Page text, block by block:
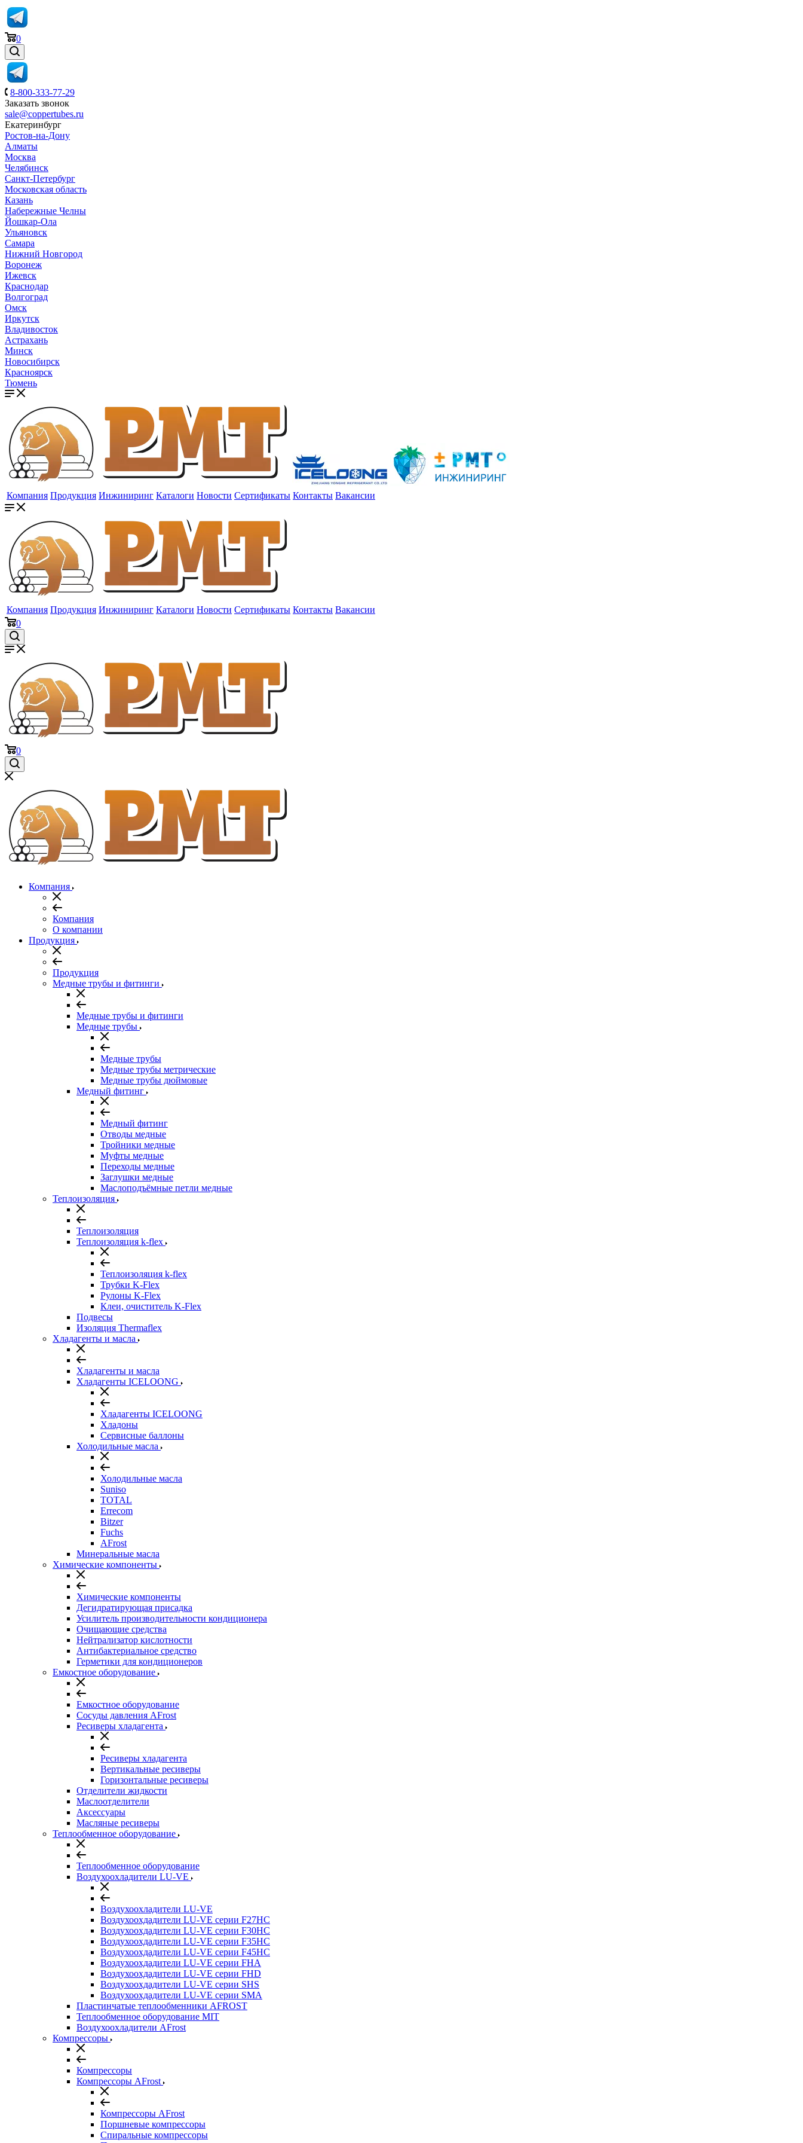
0
8-800-333-77-29
Заказать звонок
sale@coppertubes.ru
Екатеринбург
Ростов-на-Дону
Алматы
Москва
Челябинск
Санкт-Петербург
Московская область
Казань
Набережные Челны
Йошкар-Ола
Ульяновск
Самара
Нижний Новгород
Воронеж
Ижевск
Краснодар
Волгоград
Омск
Иркутск
Владивосток
Астрахань
Минск
Новосибирск
Красноярск
Тюмень
Компания Продукция Инжиниринг Каталоги Новости Сертификаты Контакты Вакансии
Компания Продукция Инжиниринг Каталоги Новости Сертификаты Контакты Вакансии
0
0
Компания
Компания
О компании
Продукция
Продукция
Медные трубы и фитинги
Медные трубы и фитинги
Медные трубы
Медные трубы
Медные трубы метрические
Медные трубы дюймовые
Медный фитинг
Медный фитинг
Отводы медные
Тройники медные
Муфты медные
Переходы медные
Заглушки медные
Маслоподъёмные петли медные
Теплоизоляция
Теплоизоляция
Теплоизоляция k-flex
Теплоизоляция k-flex
Трубки K-Flex
Рулоны K-Flex
Клеи, очиститель K-Flex
Подвесы
Изоляция Thermaflex
Хладагенты и масла
Хладагенты и масла
Хладагенты ICELOONG
Хладагенты ICELOONG
Хладоны
Сервисные баллоны
Холодильные масла
Холодильные масла
Suniso
TOTAL
Errecom
Bitzer
Fuchs
AFrost
Минеральные масла
Химические компоненты
Химические компоненты
Дегидратирующая присадка
Усилитель производительности кондиционера
Очищающие средства
Нейтрализатор кислотности
Антибактериальное средство
Герметики для кондиционеров
Емкостное оборудование
Емкостное оборудование
Сосуды давления AFrost
Ресиверы хладагента
Ресиверы хладагента
Вертикальные ресиверы
Горизонтальные ресиверы
Отделители жидкости
Маслоотделители
Аксессуары
Масляные ресиверы
Теплообменное оборудование
Теплообменное оборудование
Воздухоохладители LU-VE
Воздухоохладители LU-VE
Воздухоохдадители LU-VE серии F27HC
Воздухоохдадители LU-VE серии F30HC
Воздухоохдадители LU-VE серии F35HC
Воздухоохдадители LU-VE серии F45HC
Воздухоохдадители LU-VE серии FHA
Воздухоохдадители LU-VE серии FHD
Воздухоохдадители LU-VE серии SHS
Воздухоохдадители LU-VE серии SMA
Пластинчатые теплообменники AFROST
Теплообменное оборудование MIT
Воздухоохладители AFrost
Компрессоры
Компрессоры
Компрессоры AFrost
Компрессоры AFrost
Поршневые компрессоры
Спиральные компрессоры